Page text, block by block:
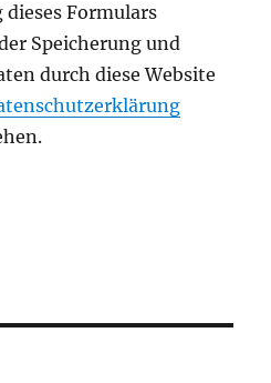
Formulars
Speicherung und
durch diese Website